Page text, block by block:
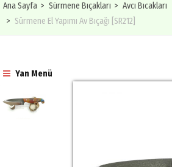
Ana Sayfa Sürmene Bıçakları
Avcı Bıcakları
Sürmene El Yapımı Av Bıçağı [SR212]
Yan Menü